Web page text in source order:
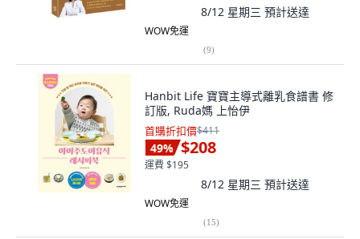
8/12 星期三 預計送達
WOW免運
(9)
Hanbit Life 寶寶主導式離乳食譜書 修
訂版, Ruda媽 上怡伊
首購折扣價$411
49% $208
運費 $195
8/12 星期三 預計送達
WOW免運
(15)